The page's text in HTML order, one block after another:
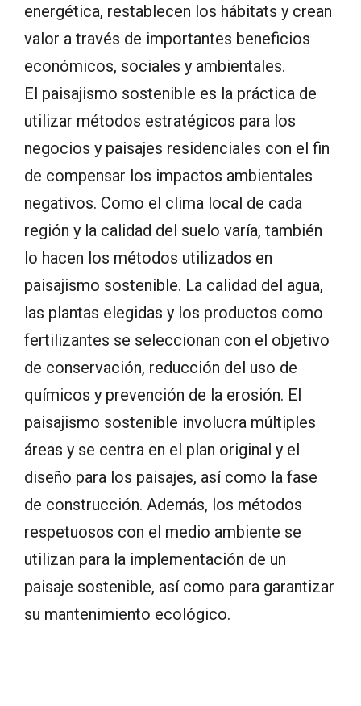
energética, restablecen los hábitats y crean
valor a través de importantes beneficios
económicos, sociales y ambientales.
El paisajismo sostenible es la práctica de
utilizar métodos estratégicos para los
negocios y paisajes residenciales con el fin
de compensar los impactos ambientales
negativos. Como el clima local de cada
región y la calidad del suelo varía, también
lo hacen los métodos utilizados en
paisajismo sostenible. La calidad del agua,
las plantas elegidas y los productos como
fertilizantes se seleccionan con el objetivo
de conservación, reducción del uso de
químicos y prevención de la erosión. El
paisajismo sostenible involucra múltiples
áreas y se centra en el plan original y el
diseño para los paisajes, así como la fase
de construcción. Además, los métodos
respetuosos con el medio ambiente se
utilizan para la implementación de un
paisaje sostenible, así como para garantizar
su mantenimiento ecológico.